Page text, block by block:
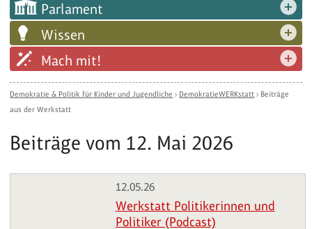
Parlament
Wissen
Mach mit!
Demokratie & Politik für Kinder und Jugendliche › DemokratieWERKstatt › Beiträge
aus der Werkstatt
Beiträge vom 12. Mai 2026
12.05.26
Werkstatt Politikerinnen und
Politiker (Podcast)